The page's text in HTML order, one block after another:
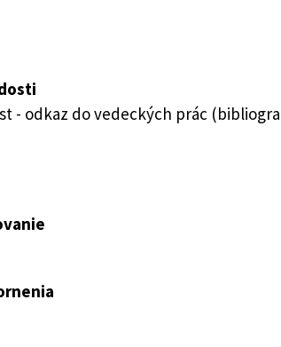
- odkaz do vedeckých prác